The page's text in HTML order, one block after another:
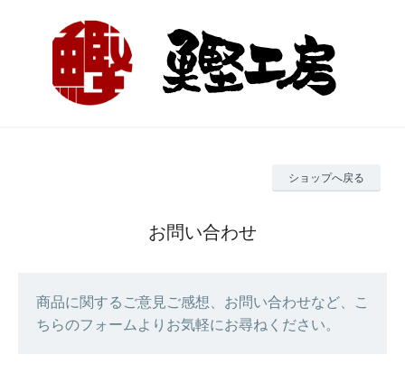
ショップへ戻る
お問い合わせ
商品に関するご意見ご感想、お問い合わせなど、こ
ちらのフォームよりお気軽にお尋ねください。